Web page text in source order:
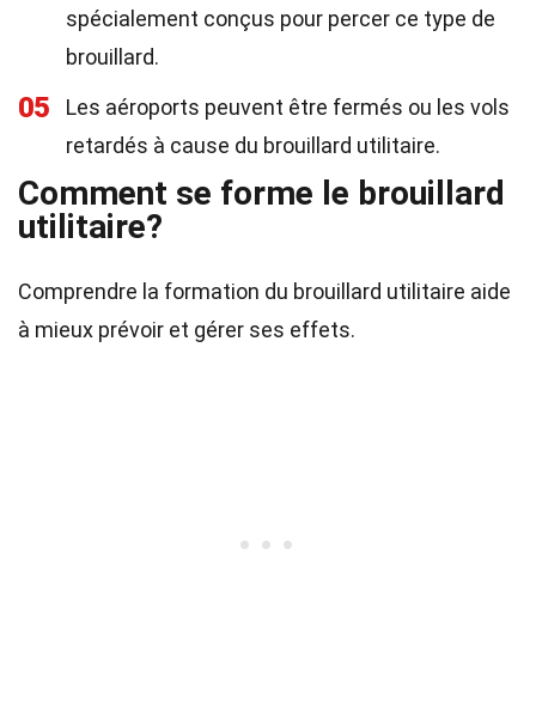
spécialement conçus pour percer ce type de
brouillard.
05
Les aéroports peuvent être fermés ou les vols
retardés à cause du brouillard utilitaire.
Comment se forme le brouillard
utilitaire?
Comprendre la formation du brouillard utilitaire aide
à mieux prévoir et gérer ses effets.